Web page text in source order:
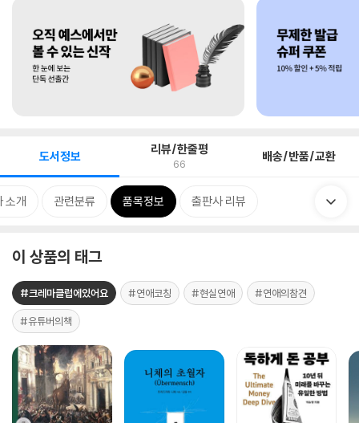
도서정보 리뷰/한줄평
66 배송/반품/교환
소개 관련분류 품목정보 출판사 리뷰
이 상품의 태그
#크레마클럽에있어요 #연애코칭 #현실연애 #연애의참견
#유튜버의책